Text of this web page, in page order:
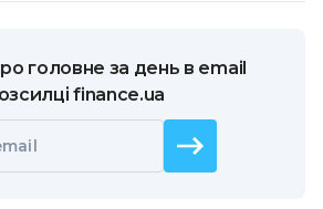
головне за день в email
finance.ua